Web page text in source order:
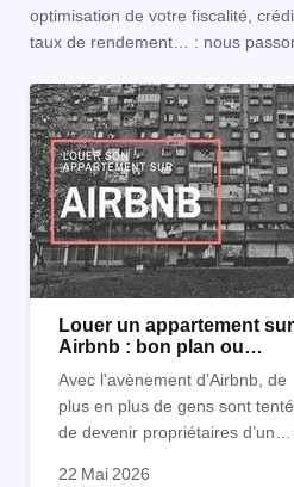
optimisation de votre fiscalité,
taux de rendement… : nous
Louer un appartement sur
Airbnb : bon plan ou
Avec l'avènement d’Airbnb, de
plus en plus de gens sont
de devenir propriétaires d’un
22 Mai 2026